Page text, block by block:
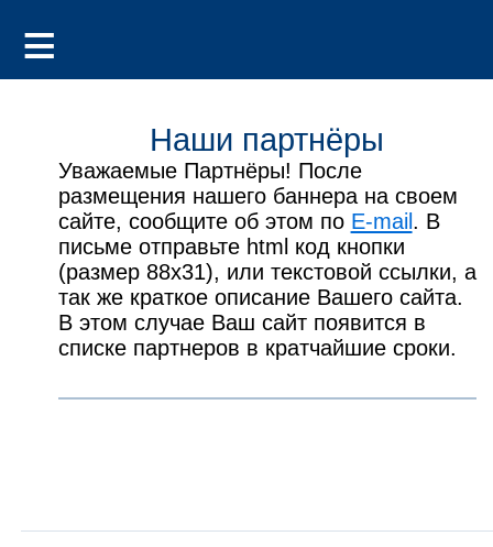
Наши партнёры
Уважаемые Партнёры! После
размещения нашего баннера на своем
сайте, сообщите об этом по E-mail . В
письме отправьте html код кнопки
(размер 88х31), или текстовой ссылки, а
так же краткое описание Вашего сайта.
В этом случае Ваш сайт появится в
списке партнеров в кратчайшие сроки.